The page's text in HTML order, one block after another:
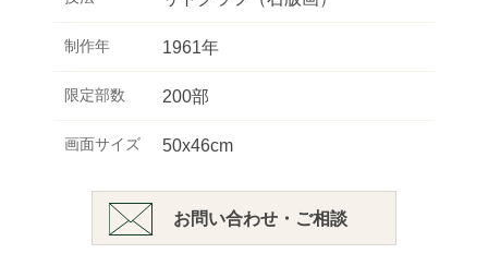
制作年 1961年
限定部数 200部
画面サイズ 50x46cm
お問い合わせ・ご相談